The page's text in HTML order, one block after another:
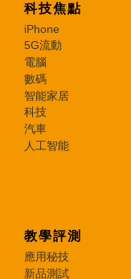
科技焦點
iPhone
5G流動
電腦
數碼
智能家居
科技
汽車
人工智能
教學評測
應用秘技
新品測試